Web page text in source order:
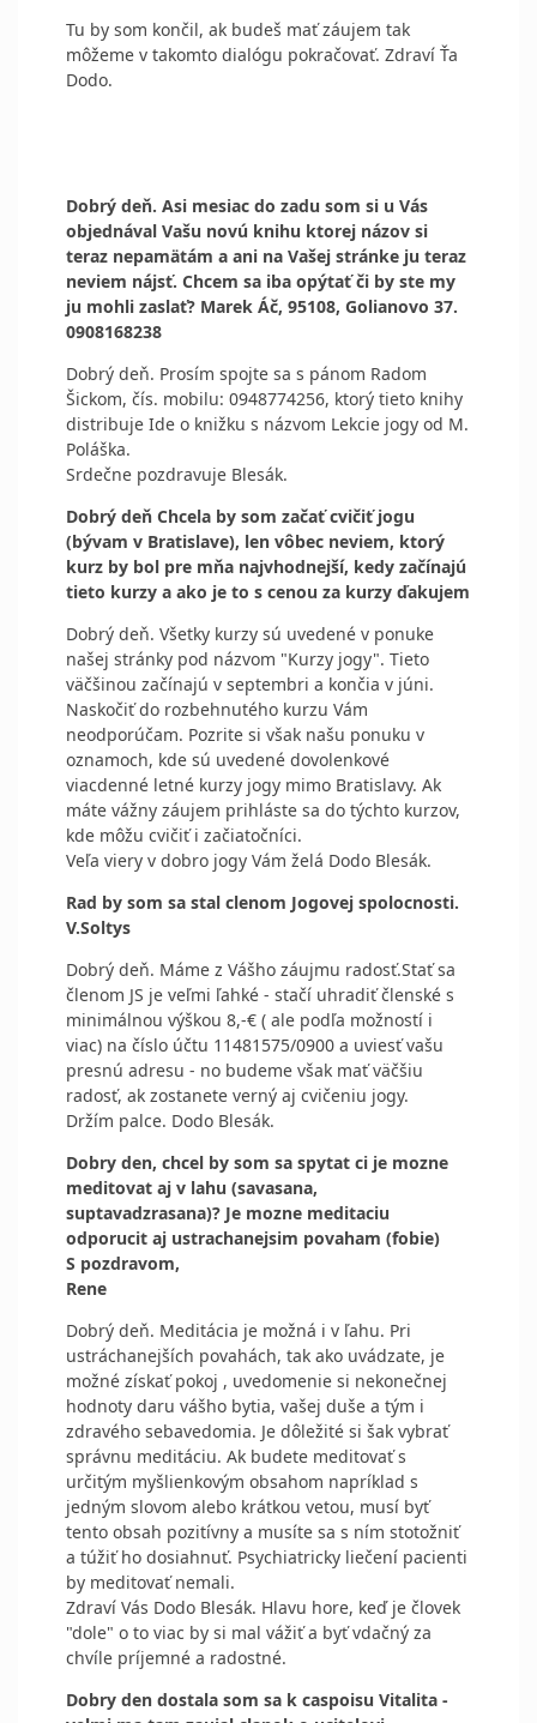
Tu by som končil, ak budeš mať záujem tak
môžeme v takomto dialógu pokračovať. Zdraví Ťa
Dodo.
Dobrý deň. Asi mesiac do zadu som si u Vás
objednával Vašu novú knihu ktorej názov si
teraz nepamätám a ani na Vašej stránke ju teraz
neviem nájsť. Chcem sa iba opýtať či by ste my
ju mohli zaslať? Marek Áč, 95108, Golianovo 37.
0908168238
Dobrý deň. Prosím spojte sa s pánom Radom
Šickom, čís. mobilu: 0948774256, ktorý tieto knihy
distribuje Ide o knižku s názvom Lekcie jogy od M.
Poláška.
Srdečne pozdravuje Blesák.
Dobrý deň Chcela by som začať cvičiť jogu
(bývam v Bratislave), len vôbec neviem, ktorý
kurz by bol pre mňa najvhodnejší, kedy začínajú
tieto kurzy a ako je to s cenou za kurzy ďakujem
Dobrý deň. Všetky kurzy sú uvedené v ponuke
našej stránky pod názvom "Kurzy jogy". Tieto
väčšinou začínajú v septembri a končia v júni.
Naskočiť do rozbehnutého kurzu Vám
neodporúčam. Pozrite si však našu ponuku v
oznamoch, kde sú uvedené dovolenkové
viacdenné letné kurzy jogy mimo Bratislavy. Ak
máte vážny záujem prihláste sa do týchto kurzov,
kde môžu cvičiť i začiatočníci.
Veľa viery v dobro jogy Vám želá Dodo Blesák.
Rad by som sa stal clenom Jogovej spolocnosti.
V.Soltys
Dobrý deň. Máme z Vášho záujmu radosť.Stať sa
členom JS je veľmi ľahké - stačí uhradiť členské s
minimálnou výškou 8,-€ ( ale podľa možností i
viac) na číslo účtu 11481575/0900 a uviesť vašu
presnú adresu - no budeme však mať väčšiu
radosť, ak zostanete verný aj cvičeniu jogy.
Držím palce. Dodo Blesák.
Dobry den, chcel by som sa spytat ci je mozne
meditovat aj v lahu (savasana,
suptavadzrasana)? Je mozne meditaciu
odporucit aj ustrachanejsim povaham (fobie)
S pozdravom,
Rene
Dobrý deň. Meditácia je možná i v ľahu. Pri
ustráchanejších povahách, tak ako uvádzate, je
možné získať pokoj , uvedomenie si nekonečnej
hodnoty daru vášho bytia, vašej duše a tým i
zdravého sebavedomia. Je dôležité si šak vybrať
správnu meditáciu. Ak budete meditovať s
určitým myšlienkovým obsahom napríklad s
jedným slovom alebo krátkou vetou, musí byť
tento obsah pozitívny a musíte sa s ním stotožniť
a túžiť ho dosiahnuť. Psychiatricky liečení pacienti
by meditovať nemali.
Zdraví Vás Dodo Blesák. Hlavu hore, keď je človek
"dole" o to viac by si mal vážiť a byť vdačný za
chvíle príjemné a radostné.
Dobry den dostala som sa k caspoisu Vitalita -